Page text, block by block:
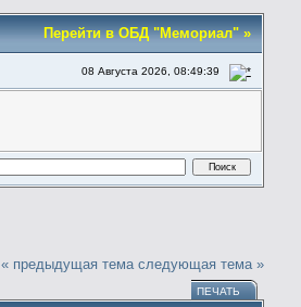
Перейти в ОБД "Мемориал" »
08 Августа 2026, 08:49:39
« предыдущая тема следующая тема »
ПЕЧАТЬ